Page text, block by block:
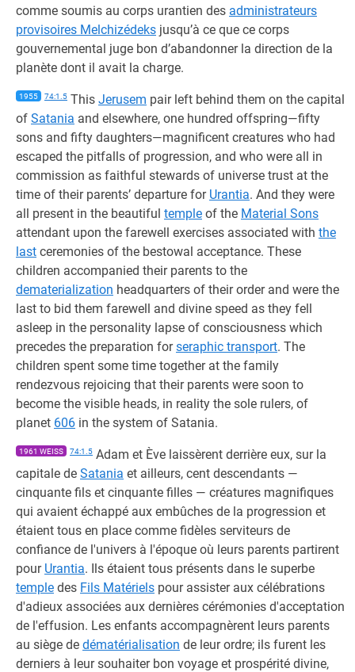
comme soumis au corps urantien des administrateurs
provisoires Melchizédeks jusqu’à ce que ce corps
gouvernemental juge bon d’abandonner la direction de la
planète dont il avait la charge.
1955 74:1.5 This Jerusem pair left behind them on the capital
of Satania and elsewhere, one hundred offspring—fifty
sons and fifty daughters—magnificent creatures who had
escaped the pitfalls of progression, and who were all in
commission as faithful stewards of universe trust at the
time of their parents’ departure for Urantia. And they were
all present in the beautiful temple of the Material Sons
attendant upon the farewell exercises associated with the
last ceremonies of the bestowal acceptance. These
children accompanied their parents to the
dematerialization headquarters of their order and were the
last to bid them farewell and divine speed as they fell
asleep in the personality lapse of consciousness which
precedes the preparation forseraphic transport. The
children spent some time together at the family
rendezvous rejoicing that their parents were soon to
become the visible heads, in reality the sole rulers, of
planet 606 in the system of Satania.
1961 WEISS 74:1.5 Adam et Ève laissèrent derrière eux, sur la
capitale de Satania et ailleurs, cent descendants —
cinquante fils et cinquante filles — créatures magnifiques
qui avaient échappé aux embûches de la progression et
étaient tous en place comme fidèles serviteurs de
confiance de l'univers à l'époque où leurs parents partirent
pour Urantia. Ils étaient tous présents dans le superbe
temple des Fils Matériels pour assister aux célébrations
d'adieux associées aux dernières cérémonies d'acceptation
de l'effusion. Les enfants accompagnèrent leurs parents
au siège de dématérialisation de leur ordre; ils furent les
derniers à leur souhaiter bon voyage et prospérité divine,